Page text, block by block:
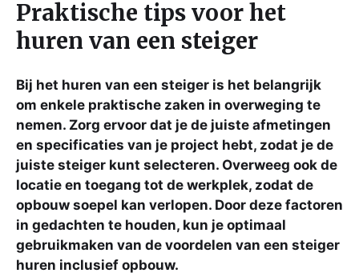
Praktische tips voor het
huren van een steiger
Bij het huren van een steiger is het belangrijk
om enkele praktische zaken in overweging te
nemen. Zorg ervoor dat je de juiste afmetingen
en specificaties van je project hebt, zodat je de
juiste steiger kunt selecteren. Overweeg ook de
locatie en toegang tot de werkplek, zodat de
opbouw soepel kan verlopen. Door deze factoren
in gedachten te houden, kun je optimaal
gebruikmaken van de voordelen van een steiger
huren inclusief opbouw.